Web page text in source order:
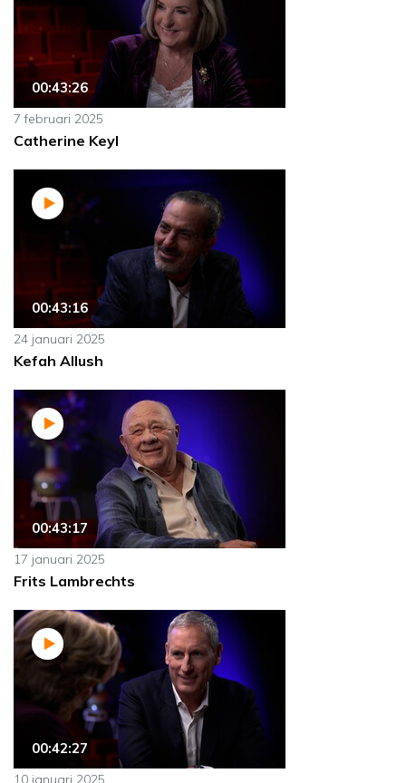
00:43:26
7 februari 2025
Catherine Keyl
00:43:16
24 januari 2025
Kefah Allush
00:43:17
17 januari 2025
Frits Lambrechts
00:42:27
10 januari 2025